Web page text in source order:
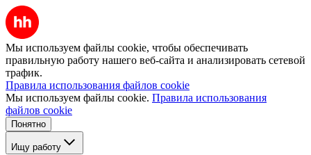
Мы используем файлы cookie, чтобы обеспечивать
правильную работу нашего веб-сайта и анализировать сетевой
трафик.
Правила использования файлов cookie
Мы используем файлы cookie. Правила использования
файлов cookie
Понятно
Ищу работу